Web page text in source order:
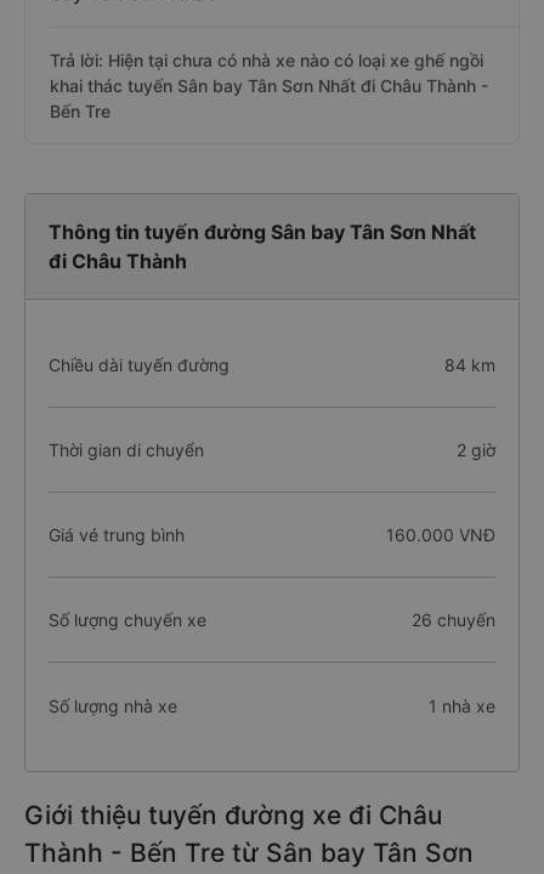
Trả lời: Hiện tại chưa có nhà xe nào có loại xe ghế ngồi
khai thác tuyến Sân bay Tân Sơn Nhất đi Châu Thành -
Bến Tre
Thông tin tuyến đường Sân bay Tân Sơn Nhất
đi Châu Thành
Chiều dài tuyến đường 84 km
Thời gian di chuyển 2 giờ
Giá vé trung bình 160.000 VNĐ
Số lượng chuyến xe 26 chuyến
Số lượng nhà xe 1 nhà xe
Giới thiệu tuyến đường xe đi Châu
Thành - Bến Tre từ Sân bay Tân Sơn